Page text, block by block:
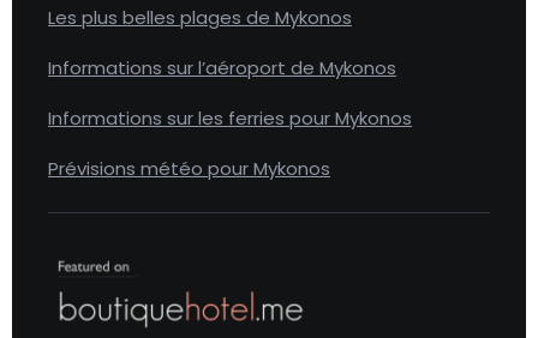
Les plus belles plages de Mykonos
Informations sur l’aéroport de Mykonos
Informations sur les ferries pour Mykonos
Prévisions météo pour Mykonos